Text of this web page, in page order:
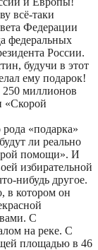
всё-таки
Федерации
федеральных
России.
будучи в этот
ему подарок!
миллионов
«Скорой
«подарка»
ли реально
помощи». И
избирательной
нибудь другое.
в котором он
С
на реке. С
площадью в 46